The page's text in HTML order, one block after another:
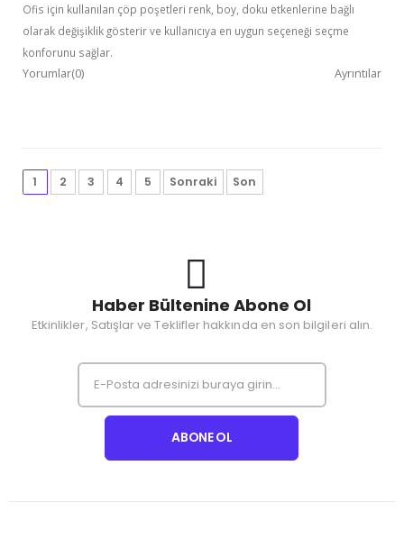
Ofis için kullanılan çöp poşetleri renk, boy, doku etkenlerine bağlı
olarak değişiklik gösterir ve kullanıcıya en uygun seçeneği seçme
konforunu sağlar.
Yorumlar(0) Ayrıntılar
1 2 3 4 5 Sonraki Son
Haber Bültenine Abone Ol
Etkinlikler, Satışlar ve Teklifler hakkında en son bilgileri alın.